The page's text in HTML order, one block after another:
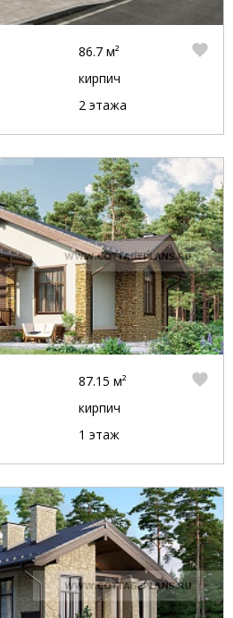
86.7 м²
кирпич
2 этажа
87.15 м²
кирпич
1 этаж